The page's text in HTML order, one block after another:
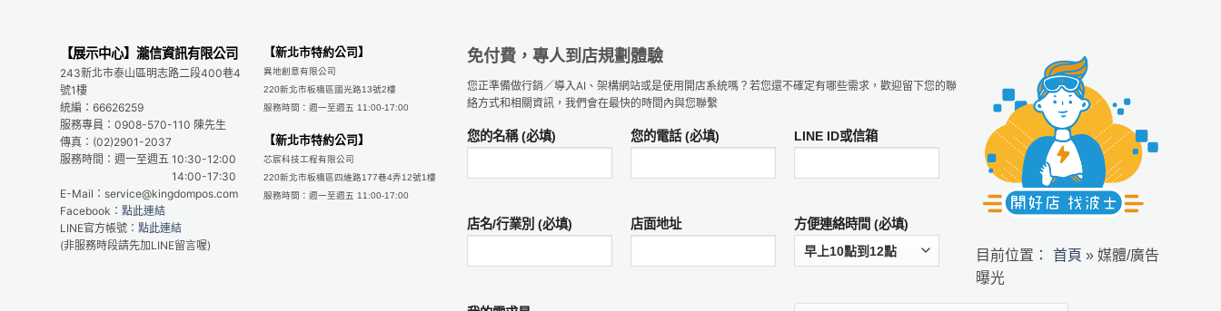
【展示中心】瀧信資訊有限公司
243新北市泰山區明志路二段400巷4
號1樓
統編：66626259
服務專員：0908-570-110 陳先生
傳真：(02)2901-2037
服務時間：週一至週五 10:30-12:00
14:00-17:30
E-Mail：service@kingdompos.com
Facebook： 點此連結
LINE官方帳號： 點此連結
(非服務時段請先加LINE留言喔)
【新北市特約公司】
異地創意有限公司
220新北市板橋區國光路13號2樓
服務時間：週一至週五 11:00-17:00
【新北市特約公司】
芯宸科技工程有限公司
220新北市板橋區四維路177巷4弄12號1樓
服務時間：週一至週五 11:00-17:00
免付費，專人到店規劃體驗
您正準備做行銷／導入AI、架構網站或是使用開店系統嗎？若您還不確定有哪些需求，歡迎留下您的聯
絡方式和相關資訊，我們會在最快的時間內與您聯繫
您的名稱 (必填) 您的電話 (必填) LINE ID或信箱
店名/行業別 (必填) 店面地址 方便連絡時間 (必填)
目前位置： 首頁 » 媒體/廣告
曝光